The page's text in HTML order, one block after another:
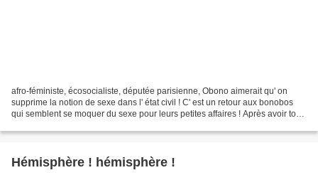
afro-féministe, écosocialiste, députée parisienne, Obono aimerait qu' on
supprime la notion de sexe dans l' état civil ! C' est un retour aux bonobos
qui semblent se moquer du sexe pour leurs petites affaires ! Après avoir tout
Hémisphère ! hémisphère !